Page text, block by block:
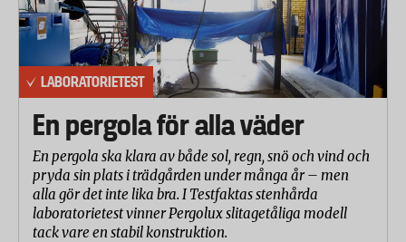
LABORATORIETEST
En pergola för alla väder
En pergola ska klara av både sol, regn, snö och vind och
pryda sin plats i trädgården under många år – men
alla gör det inte lika bra. I Testfaktas stenhårda
laboratorietest vinner Pergolux slitagetåliga modell
tack vare en stabil konstruktion.